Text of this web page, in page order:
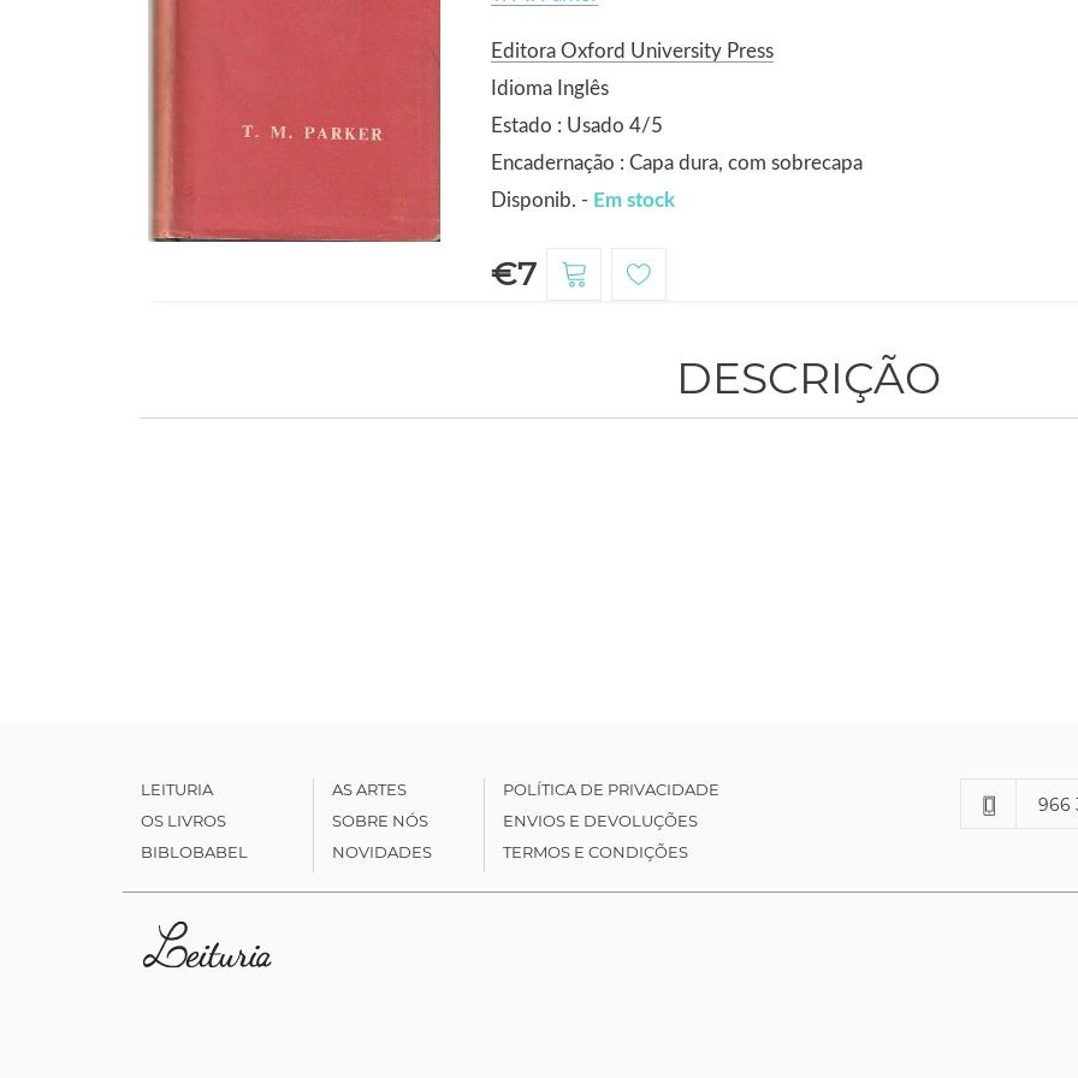
Editora Oxford University Press
Idioma Inglês
Estado : Usado 4/5
Encadernação : Capa dura, com sobrecapa
Disponib. - Em stock
€7
DESCRIÇÃO
LEITURIA
OS LIVROS
BIBLOBABEL
AS ARTES
SOBRE NÓS
NOVIDADES
POLÍTICA DE PRIVACIDADE
ENVIOS E DEVOLUÇÕES
TERMOS E CONDIÇÕES
966